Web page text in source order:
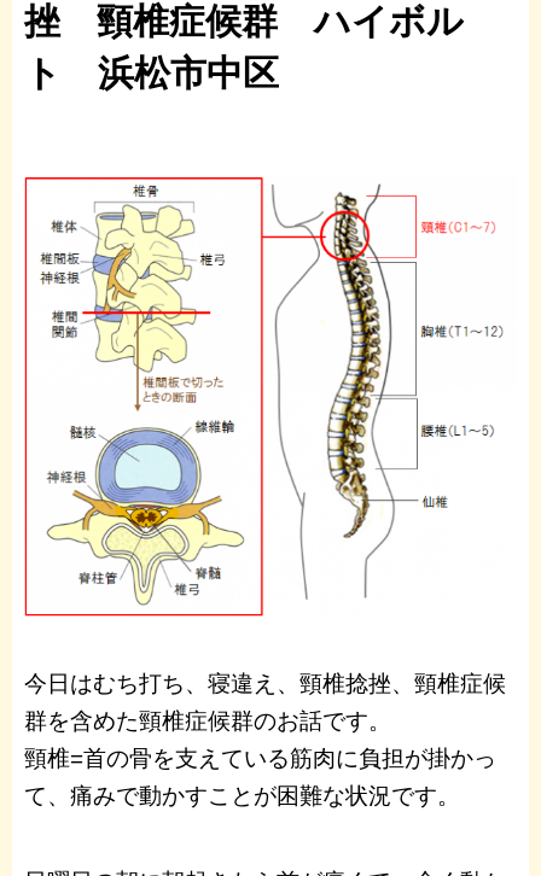
挫 頸椎症候群 ハイボル
ト 浜松市中区
今日はむち打ち、寝違え、頸椎捻挫、頸椎症候
群を含めた頸椎症候群のお話です。
頸椎=首の骨を支えている筋肉に負担が掛かっ
て、痛みで動かすことが困難な状況です。